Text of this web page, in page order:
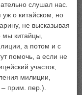
слушал нас.
о китайском, но
не высказывая
мы китайцы,
а потом и с
помочь, а если не
участок,
милиции,
прим. пер.).